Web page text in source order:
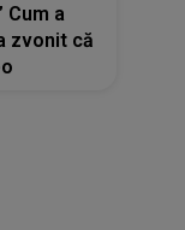
Cum a
zvonit că